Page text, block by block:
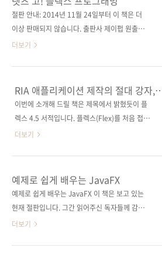
절판 안내: 2014년 11월 24일부터 이 책은 더
이상 판매되지 않습니다. 출판사 제이펍 원출판
사 O'Reilly 원서명 Learning Flex 4: Getting
ISBN 9780596805630) 저자명 알라리크 콜
(Alaric Cole), 엘리야 로비슨(Elijah Robison)
역자명 윤순백 출판일 2011년 9월 28일 페이지
반양장(Soft Cover) 정 가 28,000원 ISBN
978-89-94506-23-4 부가기호: 13560 분 야
Flex / 액션..
더보기
RIA 애플리케이션 제작의 절대 강자,
플렉스 4.5
이번에 소개해 드릴 책은 제목에서 밝혔듯이 플
렉스 4.5 서적입니다. 플렉스(Flex)를 처음 접하
시는 분이나 다른 플랫폼에서 플렉스로 옮겨오
Speed with Rich Internet Application
Design and Development (Adobe Dev Lib)
]을 번역한 책입니다. 이 책은 Flex 3.0을 다룬
with Rich Internet Applications (Adobe
Developer Library) ]의 개정판인데, 아마존 서
더보기
예제로 쉽게 배우는 JavaFX
예제로 쉽게 배우는 JavaFX 이 책은 보고 있는
현재 절판입니다. 그간 읽어주신 독자들께 감사
드립니다. 출판사 제이펍 원출판사 Pearson(원
더보기